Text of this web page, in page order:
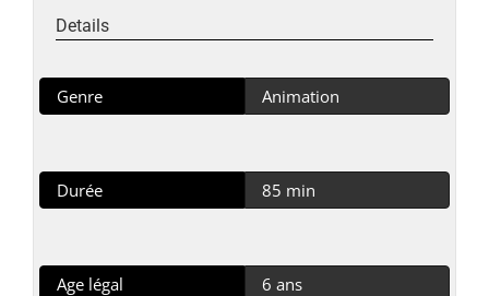
Details
Genre Animation
Durée 85 min
Age légal 6 ans